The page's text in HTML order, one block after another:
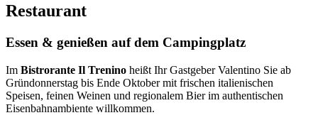
Restaurant
Essen & genießen auf dem Campingplatz
Im Bistrorante Il Trenino heißt Ihr Gastgeber Valentino Sie ab
Gründonnerstag bis Ende Oktober mit frischen italienischen
Speisen, feinen Weinen und regionalem Bier im authentischen
Eisenbahnambiente willkommen.